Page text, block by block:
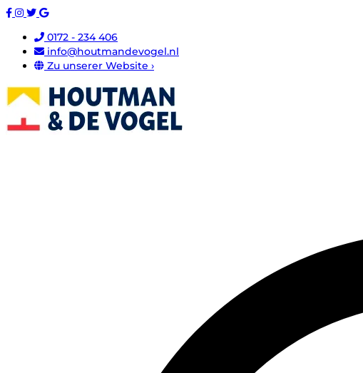
0172 - 234 406
info@houtmandevogel.nl
Zu unserer Website ›